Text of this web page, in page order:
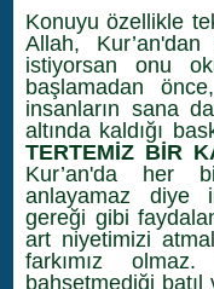
Konuyu özellikle
Allah,
istiyorsan onu
başlamadan
insanların sana
altında kaldığı
TERTEMİZ BİR
Kur’an'da her
anlayamaz diye
gereği gibi
art niyetimizi
farkımız
bahsetmediği